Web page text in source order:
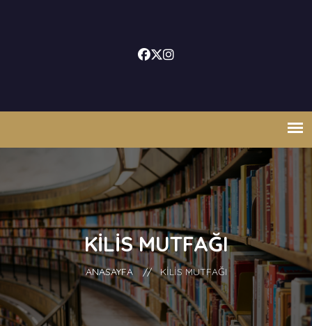
KILIS MUTFAĞI
ANASAYFA // KILIS MUTFAĞI